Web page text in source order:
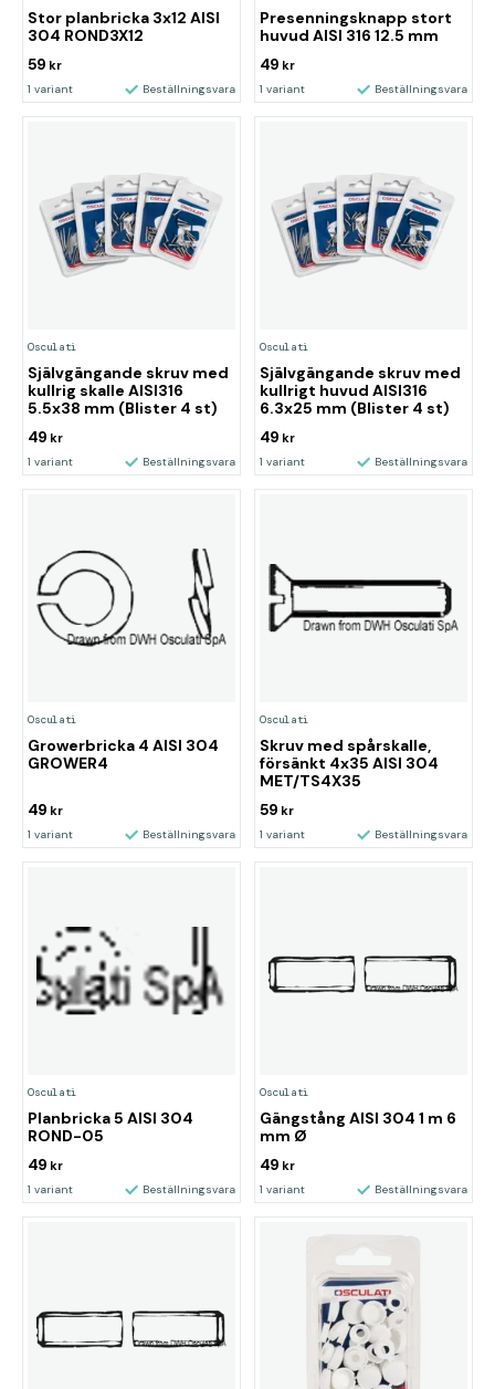
Stor planbricka 3x12 AISI
304 ROND3X12
59 kr
1 variant Beställningsvara
Presenningsknapp stort
huvud AISI 316 12.5 mm
49 kr
1 variant Beställningsvara
Osculati
Självgängande skruv med
kullrig skalle AISI316
5.5x38 mm (Blister 4 st)
49 kr
1 variant Beställningsvara
Osculati
Självgängande skruv med
kullrigt huvud AISI316
6.3x25 mm (Blister 4 st)
49 kr
1 variant Beställningsvara
Osculati
Growerbricka 4 AISI 304
GROWER4
49 kr
1 variant Beställningsvara
Osculati
Skruv med spårskalle,
försänkt 4x35 AISI 304
MET/TS4X35
59 kr
1 variant Beställningsvara
Osculati
Planbricka 5 AISI 304
ROND-05
49 kr
1 variant Beställningsvara
Osculati
Gängstång AISI 304 1 m 6
mm Ø
49 kr
1 variant Beställningsvara